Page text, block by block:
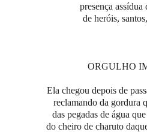
presença assídua
de heróis,
ORGULHO
Ela chegou depois de
reclamando da gordura
das pegadas de água
do cheiro de charuto